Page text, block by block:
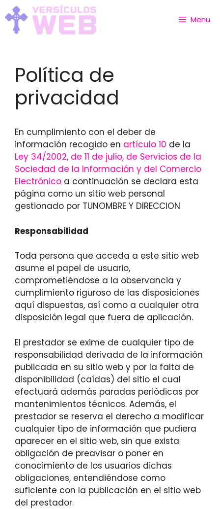
Skip
to
content
Menu
Política de
privacidad
En cumplimiento con el deber de
información recogido en artículo 10 de la
Ley 34/2002, de 11 de julio, de Servicios de la
Sociedad de la Información y del Comercio
Electrónico a continuación se declara esta
página como un sitio web personal
gestionado por TUNOMBRE Y DIRECCION
Responsabilidad
Toda persona que acceda a este sitio web
asume el papel de usuario,
comprometiéndose a la observancia y
cumplimiento riguroso de las disposiciones
aquí dispuestas, así como a cualquier otra
disposición legal que fuera de aplicación.
El prestador se exime de cualquier tipo de
responsabilidad derivada de la información
publicada en su sitio web y por la falta de
disponibilidad (caídas) del sitio el cual
efectuará además paradas periódicas por
mantenimientos técnicos. Además, el
prestador se reserva el derecho a modificar
cualquier tipo de información que pudiera
aparecer en el sitio web, sin que exista
obligación de preavisar o poner en
conocimiento de los usuarios dichas
obligaciones, entendiéndose como
suficiente con la publicación en el sitio web
del prestador.